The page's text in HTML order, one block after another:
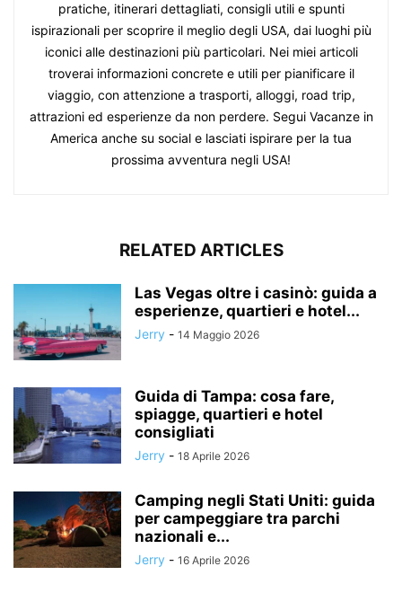
pratiche, itinerari dettagliati, consigli utili e spunti
ispirazionali per scoprire il meglio degli USA, dai luoghi più
iconici alle destinazioni più particolari. Nei miei articoli
troverai informazioni concrete e utili per pianificare il
viaggio, con attenzione a trasporti, alloggi, road trip,
attrazioni ed esperienze da non perdere. Segui Vacanze in
America anche su social e lasciati ispirare per la tua
prossima avventura negli USA!
RELATED ARTICLES
Las Vegas oltre i casinò: guida a
esperienze, quartieri e hotel...
Jerry - 14 Maggio 2026
Guida di Tampa: cosa fare,
spiagge, quartieri e hotel
consigliati
Jerry - 18 Aprile 2026
Camping negli Stati Uniti: guida
per campeggiare tra parchi
nazionali e...
Jerry - 16 Aprile 2026